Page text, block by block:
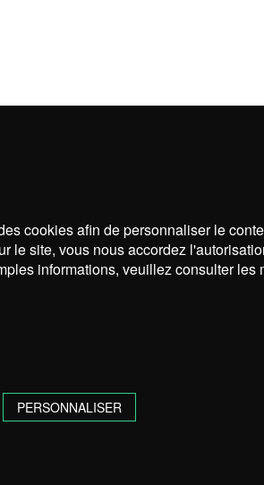
cookies afin de personnaliser le
le site, vous nous accordez
informations, veuillez consulter les
PERSONNALISER